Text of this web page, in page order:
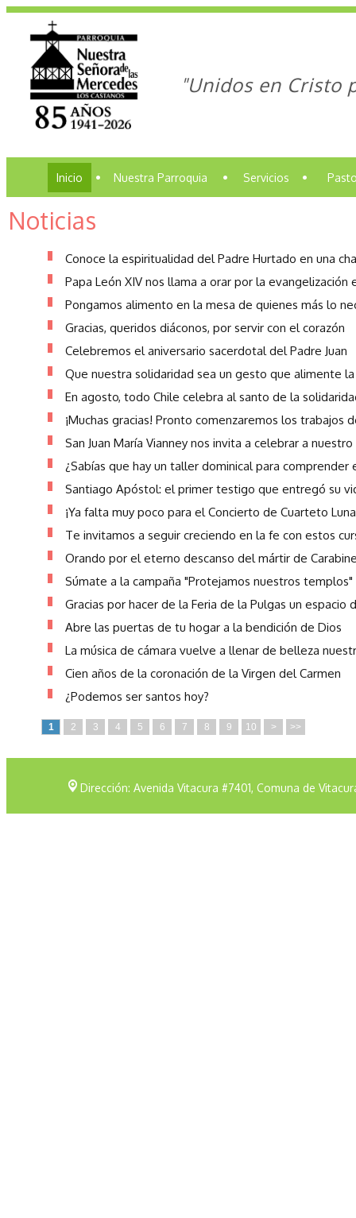
"Unidos en Cristo
Inicio • Nuestra Parroquia • Servicios •
Noticias
Conoce la espiritualidad del Padre Hurtado en una
Papa León XIV nos llama a orar por la evangelización
Pongamos alimento en la mesa de quienes más lo
Gracias, queridos diáconos, por servir con el corazón
Celebremos el aniversario sacerdotal del Padre Juan
Que nuestra solidaridad sea un gesto que alimente
En agosto, todo Chile celebra al santo de la
¡Muchas gracias! Pronto comenzaremos los trabajos
San Juan María Vianney nos invita a celebrar a
¿Sabías que hay un taller dominical para
Santiago Apóstol: el primer testigo que entregó su
¡Ya falta muy poco para el Concierto de Cuarteto Luna
Te invitamos a seguir creciendo en la fe con estos
Orando por el eterno descanso del mártir de
Súmate a la campaña "Protejamos nuestros templos"
Gracias por hacer de la Feria de la Pulgas un espacio
Abre las puertas de tu hogar a la bendición de Dios
La música de cámara vuelve a llenar de belleza
Cien años de la coronación de la Virgen del Carmen
¿Podemos ser santos hoy?
1 2 3 4 5 6 7 8 9 10 > >>
Dirección: Avenida Vitacura #7401, Comuna de